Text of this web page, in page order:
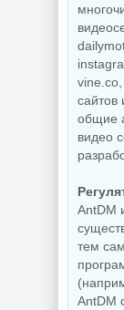
Build
by
26H1
сайтов
общие
видео
AntDM
тем
AntDM